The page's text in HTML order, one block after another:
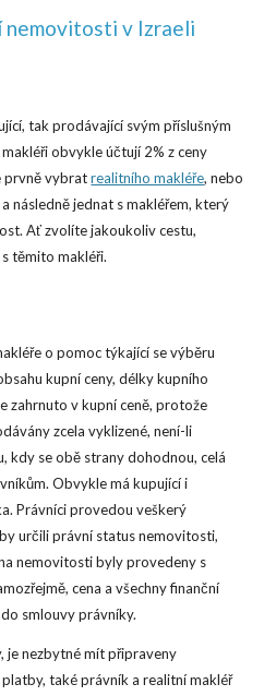
nemovitosti v Izraeli
tak prodávající svým příslušným
obvykle účtují 2% z ceny
prvně vybrat realitního makléře, nebo
následně jednat s makléřem, který
Ať zvolíte jakoukoliv cestu,
těmito makléři.
o pomoc týkající se výběru
kupní ceny, délky kupního
zahrnuto v kupní ceně, protože
zcela vyklizené, není-li
kdy se obě strany dohodnou, celá
Obvykle má kupující i
Právníci provedou veškerý
určili právní status nemovitosti,
nemovitosti byly provedeny s
cena a všechny finanční
smlouvy právníky.
je nezbytné mít připraveny
také právník a realitní makléř